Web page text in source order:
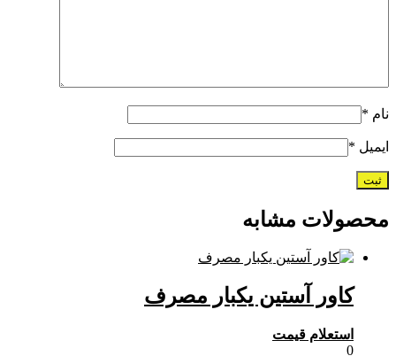
نام *
ایمیل *
محصولات مشابه
کاور آستین یکبار مصرف
استعلام قیمت
0